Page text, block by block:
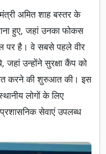
अमित शाह बस्तर के
हुए, जहां उनका फोकस
पर है। वे सबसे पहले वीर
जहां उन्होंने सुरक्षा कैंप को
करने की शुरुआत की। इस
लोगों के लिए
सेवाएं उपलब्ध